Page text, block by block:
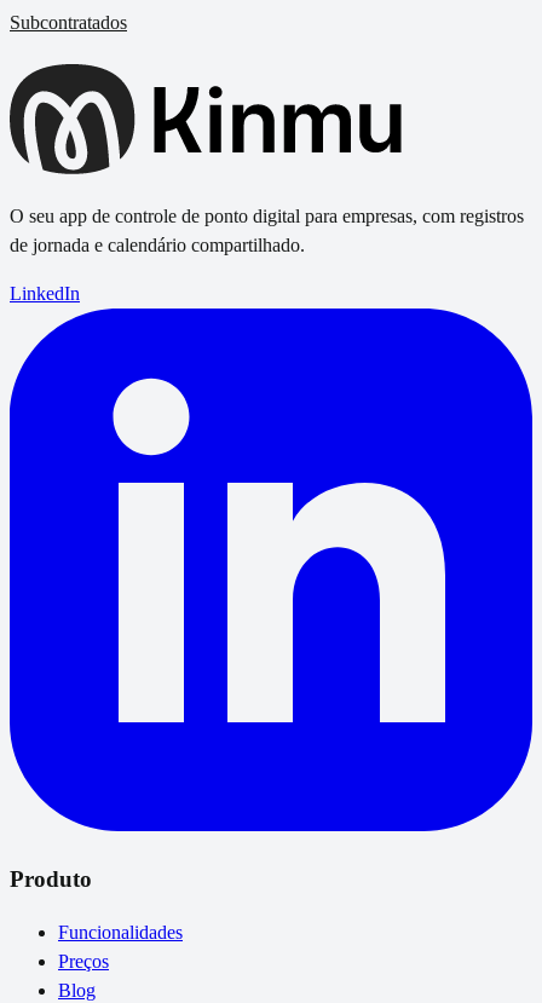
Subcontratados
O seu app de controle de ponto digital para empresas, com registros
de jornada e calendário compartilhado.
LinkedIn
Produto
Funcionalidades
Preços
Blog